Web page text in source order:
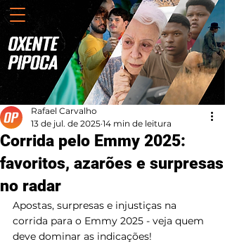
Corrida pelo Emmy 2025:
favoritos, azarões e surpresas
no radar
Rafael Carvalho
13 de jul. de 2025 14 min de leitura
Apostas, surpresas e injustiças na
corrida para o Emmy 2025 - veja quem
deve dominar as indicações!